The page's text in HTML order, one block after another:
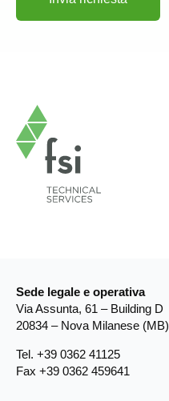
Sede legale e operativa
Via Assunta, 61 – Building D
20834 – Nova Milanese (MB)
Tel. +39 0362 41125
Fax +39 0362 459641